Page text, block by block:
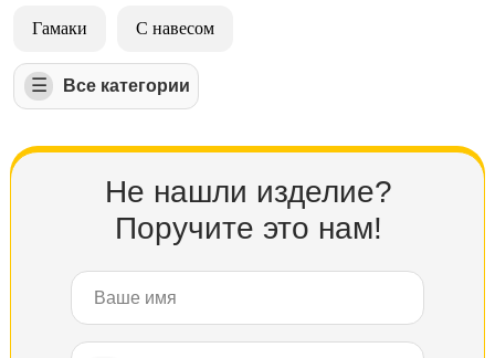
Гамаки С навесом
⠀⠀⠀Все категории
☰
Не нашли изделие?
Поручите это нам!